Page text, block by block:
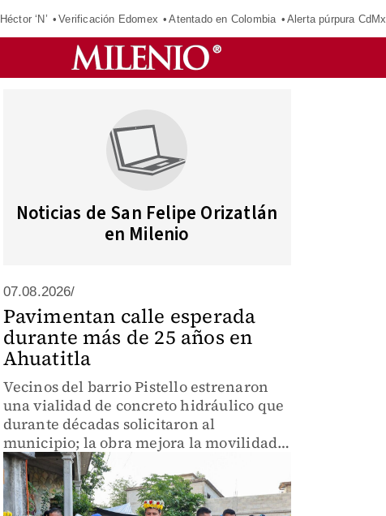
Héctor ‘N’ Verificación Edomex Atentado en Colombia Alerta púrpura CdMx
Noticias de San Felipe Orizatlán
en Milenio
07.08.2026/
Pavimentan calle esperada
durante más de 25 años en
Ahuatitla
Vecinos del barrio Pistello estrenaron
una vialidad de concreto hidráulico que
durante décadas solicitaron al
municipio; la obra mejora la movilidad y
la seguridad de la comunidad.